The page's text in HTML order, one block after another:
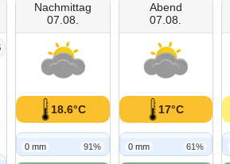
Nachmittag
07.08.
18.6°C
0 mm 91%
Abend
07.08.
17°C
0 mm 61%